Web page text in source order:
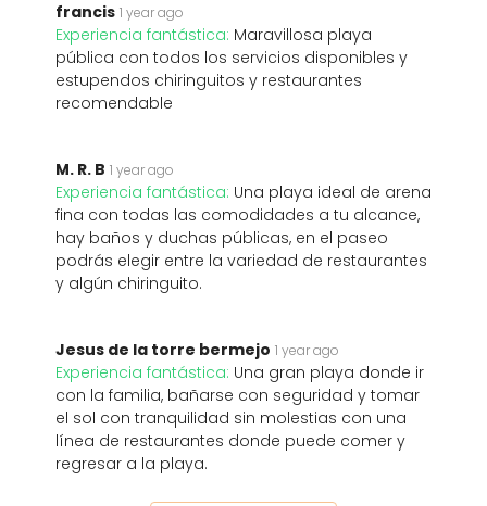
francis 1 year ago
Experiencia fantástica: Maravillosa playa
pública con todos los servicios disponibles y
estupendos chiringuitos y restaurantes
recomendable
M. R. B 1 year ago
Experiencia fantástica: Una playa ideal de arena
fina con todas las comodidades a tu alcance,
hay baños y duchas públicas, en el paseo
podrás elegir entre la variedad de restaurantes
y algún chiringuito.
Jesus de la torre bermejo 1 year ago
Experiencia fantástica: Una gran playa donde ir
con la familia, bañarse con seguridad y tomar
el sol con tranquilidad sin molestias con una
línea de restaurantes donde puede comer y
regresar a la playa.